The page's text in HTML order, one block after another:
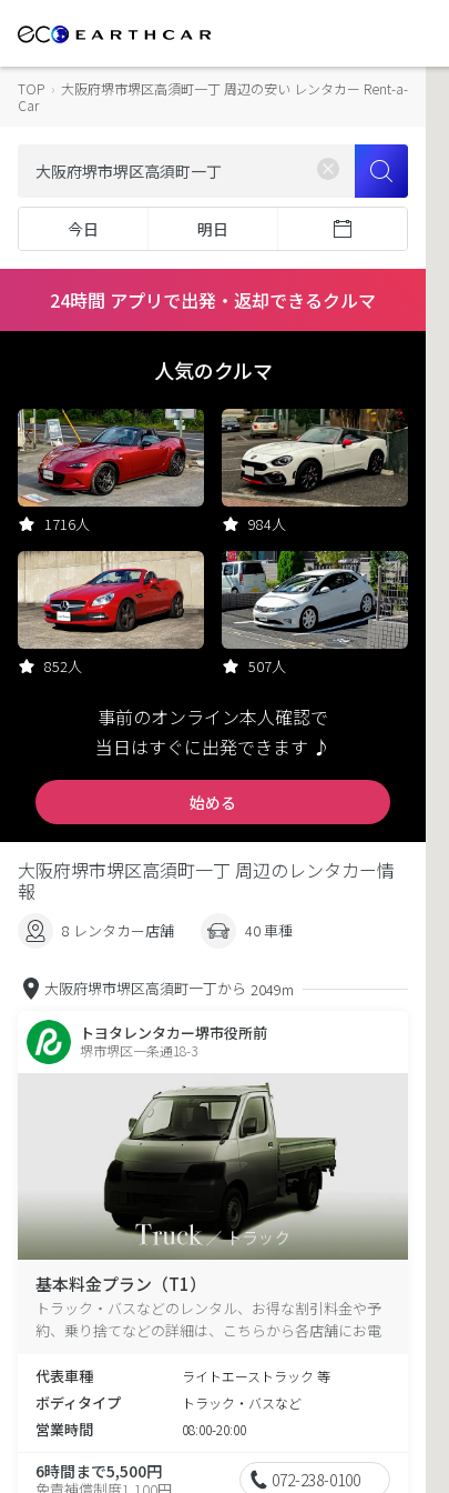
TOP › 大阪府堺市堺区高須町一丁 周辺の安い レンタカー Rent-a-
Car
今日 明日
24時間 アプリで出発・返却できるクルマ
人気のクルマ
1716人 984人
852人 507人
事前のオンライン本人確認で
当日はすぐに出発できます ♪
始める
大阪府堺市堺区高須町一丁 周辺のレンタカー情
報
8 レンタカー店舗 40 車種
大阪府堺市堺区高須町一丁から 2049m
トヨタレンタカー堺市役所前
堺市堺区一条通18-3
基本料金プラン（T1）
トラック・バスなどのレンタル、お得な割引料金や予
約、乗り捨てなどの詳細は、こちらから各店舗にお電
代表車種
ライトエーストラック 等
ボディタイプ トラック・バスなど
営業時間 08:00-20:00
6時間まで5,500円
免責補償制度1,100円 072-238-0100